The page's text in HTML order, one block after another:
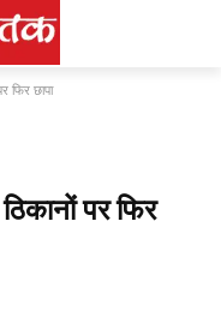
फिर छापा
पर फिर